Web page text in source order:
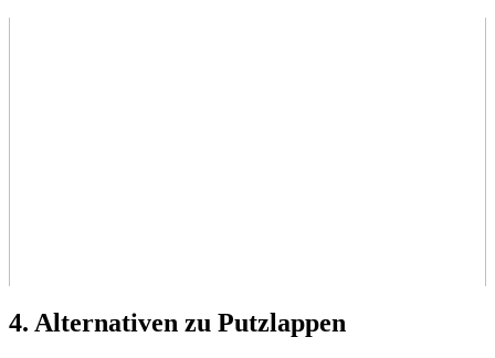
4. Alternativen zu Putzlappen